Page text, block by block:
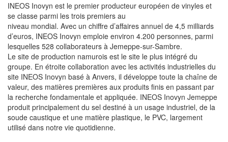
INEOS Inovyn est le premier producteur européen de vinyles et
se classe parmi les trois premiers au
niveau mondial. Avec un chiffre d’affaires annuel de 4,5 milliards
d’euros, INEOS Inovyn emploie environ 4.200 personnes, parmi
lesquelles 528 collaborateurs à Jemeppe-sur-Sambre.
Le site de production namurois est le site le plus intégré du
groupe. En étroite collaboration avec les activités industrielles du
site INEOS Inovyn basé à Anvers, il développe toute la chaîne de
valeur, des matières premières aux produits finis en passant par
la recherche fondamentale et appliquée. INEOS Inovyn Jemeppe
produit principalement du sel destiné à un usage industriel, de la
soude caustique et une matière plastique, le PVC, largement
utilisé dans notre vie quotidienne.